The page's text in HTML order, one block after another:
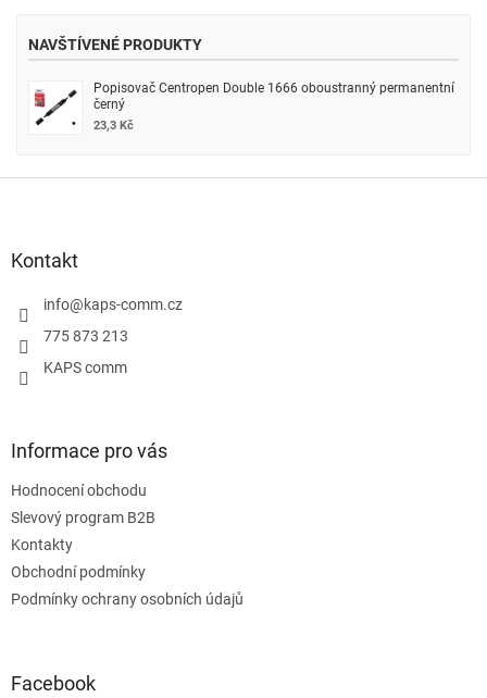
NAVŠTÍVENÉ PRODUKTY
Popisovač Centropen Double 1666 oboustranný permanentní
černý
23,3 Kč
Kontakt
info@kaps-comm.cz
775 873 213
KAPS comm
Informace pro vás
Hodnocení obchodu
Slevový program B2B
Kontakty
Obchodní podmínky
Podmínky ochrany osobních údajů
Facebook